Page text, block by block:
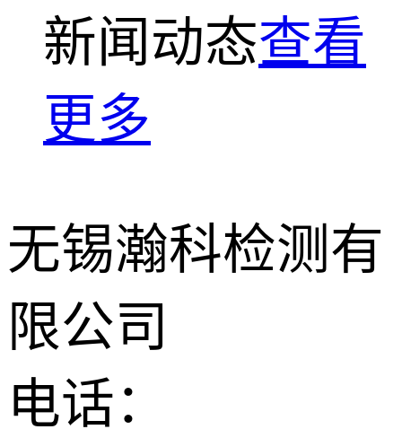
新闻动态查看
更多
无锡瀚科检测有
限公司
电话：